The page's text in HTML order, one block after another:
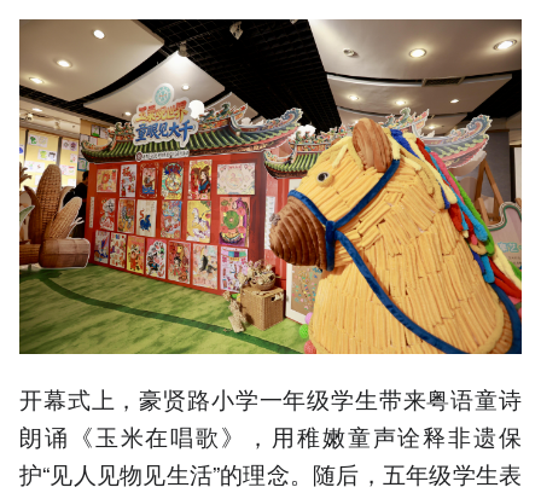
开幕式上，豪贤路小学一年级学生带来粤语童诗
朗诵《玉米在唱歌》，用稚嫩童声诠释非遗保
护“见人见物见生活”的理念。随后，五年级学生表